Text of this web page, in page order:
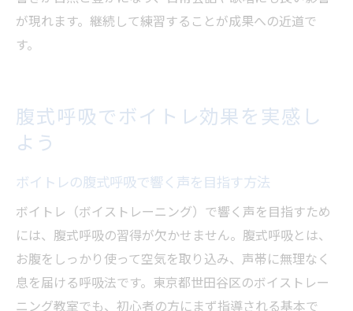
が現れます。継続して練習することが成果への近道で
す。
腹式呼吸でボイトレ効果を実感し
よう
ボイトレの腹式呼吸で響く声を目指す方法
ボイトレ（ボイストレーニング）で響く声を目指すため
には、腹式呼吸の習得が欠かせません。腹式呼吸とは、
お腹をしっかり使って空気を取り込み、声帯に無理なく
息を届ける呼吸法です。東京都世田谷区のボイストレー
ニング教室でも、初心者の方にまず指導される基本で